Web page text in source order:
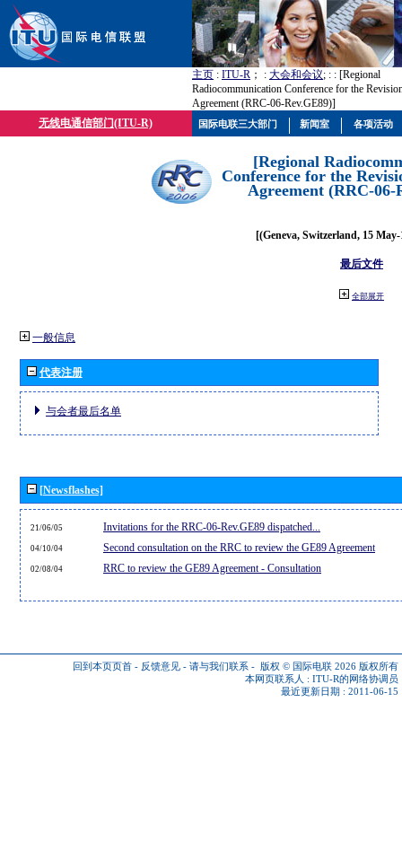
主页 : ITU-R ； : 大会和会议; : : [Regional
Radiocommunication Conference for the
Agreement (RRC-06-Rev.GE89)]
无线电通信部门(ITU-R)
[Regional
Conference for the
Agreement (RRC-06-
[(Geneva, Switzerland, 15
最后文件
全部展开
一般信息
代表注册
与会者最后名单
[Newsflashes]
21/06/05 Invitations for the RRC-06-Rev.GE89 dispatched...
04/10/04 Second consultation on the RRC to review the GE89 Agreement
02/08/04 RRC to review the GE89 Agreement - Consultation
回到本页页首 - 反馈意见 - 请与我们联系 - 版权 © 国际电联 2026 版权所有
本网页联系人 : ITU-R的网络协调员
最近更新日期 : 2011-06-15
国际电联三大部门 新闻室 各项活动